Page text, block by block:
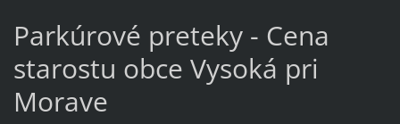
Parkúrové preteky - Cena
starostu obce Vysoká pri
Morave